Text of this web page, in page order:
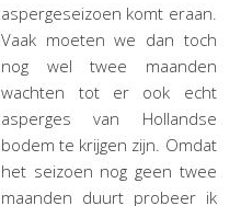
aspergeseizoen komt eraan.
Vaak moeten we dan toch
nog wel twee maanden
wachten tot er ook echt
asperges van Hollandse
bodem te krijgen zijn. Omdat
het seizoen nog geen twee
maanden duurt probeer ik